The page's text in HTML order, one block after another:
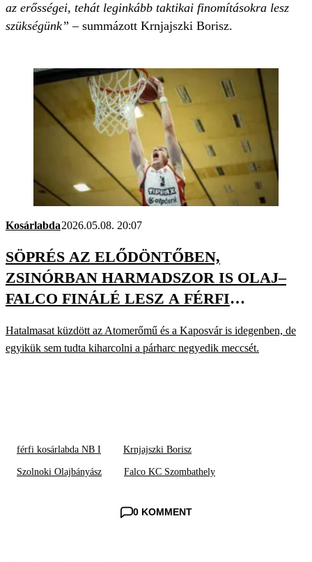
az erősségei, tehát leginkább taktikai finomításokra lesz
szükségünk” – summázott Krnjajszki Borisz.
Kosárlabda2026.05.08. 20:07
SÖPRÉS AZ ELŐDÖNTŐBEN,
ZSINÓRBAN HARMADSZOR IS OLAJ–
FALCO FINÁLÉ LESZ A FÉRFI
Hatalmasat küzdött az Atomerőmű és a Kaposvár is idegenben, de
egyikük sem tudta kiharcolni a párharc negyedik meccsét.
férfi kosárlabda NB I Krnjajszki Borisz
Szolnoki Olajbányász Falco KC Szombathely
0 KOMMENT